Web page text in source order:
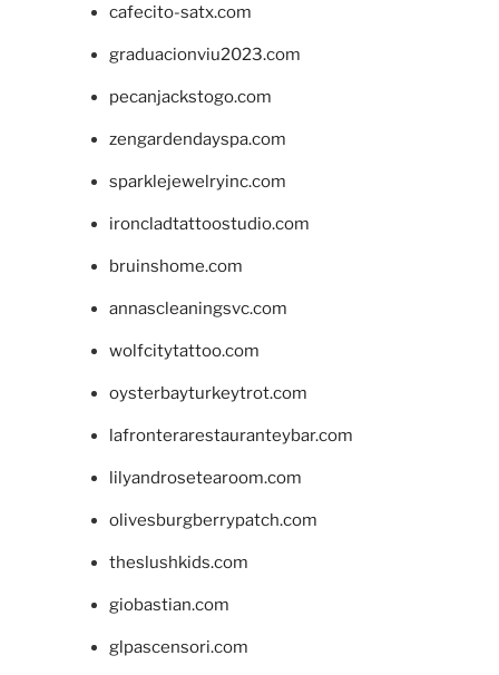
cafecito-satx.com
graduacionviu2023.com
pecanjackstogo.com
zengardendayspa.com
sparklejewelryinc.com
ironcladtattoostudio.com
bruinshome.com
annascleaningsvc.com
wolfcitytattoo.com
oysterbayturkeytrot.com
lafronterarestauranteybar.com
lilyandrosetearoom.com
olivesburgberrypatch.com
theslushkids.com
giobastian.com
glpascensori.com